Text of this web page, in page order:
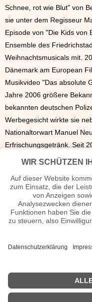
Schnee, rot wie Blut" von
sie unter dem Regisseur
Episode von "Die Kids von
Ensemble des
Weihnachtsmusicals mit.
Dänemark am European
Musikvideo "Das absolute
Jahre 2006 größere
bekannten deutschen
Werbegesicht wirkte sie
Nationaltorwart Manuel
Erfrischungsgetränk. Seit
Fernsehserie "Sløborn".
mehrmals als Regisseurin
Regisseurin beim Film
erhielt die Schauspielerin
Festivals für "Am Ende der
Karla Nina Diedrich
n.n.v. - Die offizielle Karla
Movies Karla Nina Diedrich